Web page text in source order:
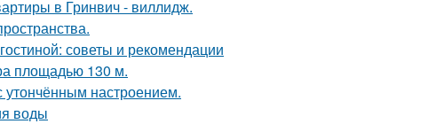
в Гринвич - виллидж.
советы и рекомендации
площадью 130 м.
утончённым настроением.
воды